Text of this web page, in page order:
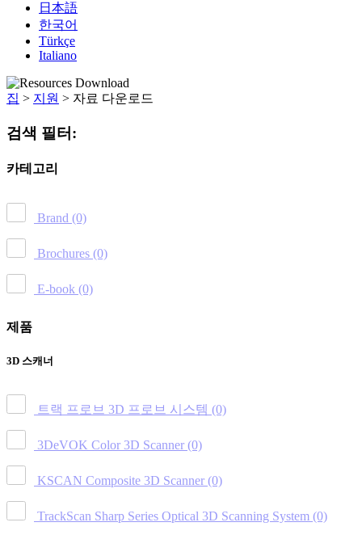
日本語
한국어
Türkçe
Italiano
집 > 지원 > 자료 다운로드
검색 필터:
카테고리
Brand (0)
Brochures (0)
E-book (0)
제품
3D 스캐너
트랙 프로브 3D 프로브 시스템 (0)
3DeVOK Color 3D Scanner (0)
KSCAN Composite 3D Scanner (0)
TrackScan Sharp Series Optical 3D Scanning System (0)